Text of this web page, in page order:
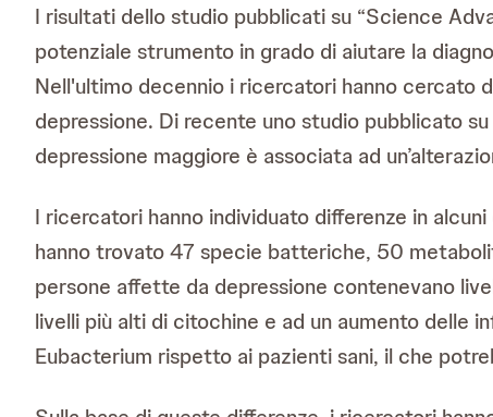
I risultati dello studio pubblicati su “Science
potenziale strumento in grado di aiutare la
Nell'ultimo decennio i ricercatori hanno cercato
depressione. Di recente uno studio pubblicato
depressione maggiore è associata ad
I ricercatori hanno individuato differenze in
hanno trovato 47 specie batteriche, 50
persone affette da depressione contenevano
livelli più alti di citochine e ad un aumento delle
Eubacterium rispetto ai pazienti sani, il che